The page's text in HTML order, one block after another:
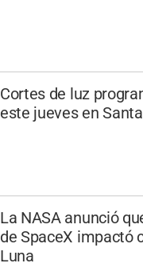
Cortes de luz
este jueves en
La NASA anunció
de SpaceX impactó
Luna